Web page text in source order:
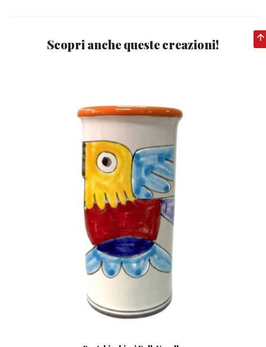
Scopri anche queste creazioni!